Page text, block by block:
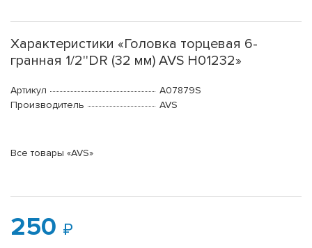
Характеристики «Головка торцевая 6-
гранная 1/2''DR (32 мм) AVS H01232»
Артикул
A07879S
Производитель
AVS
Все товары «AVS»
250